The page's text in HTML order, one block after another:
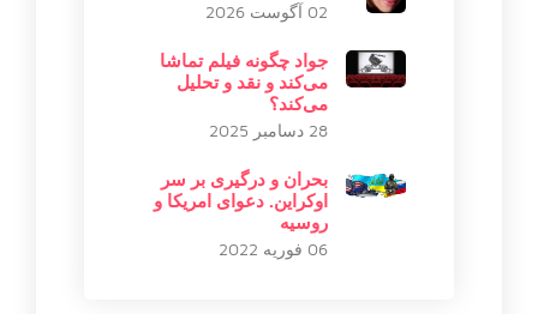
02 آگوست 2026
جواد چگونه فیلم تماشا
می‌کند و نقد و تحلیل
می‌کند؟
28 دسامبر 2025
بحران و درگیری بر سر
اوکراین. دعوای امریکا و
روسیه
06 فوریه 2022